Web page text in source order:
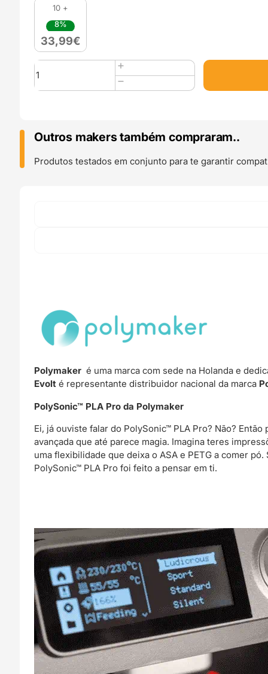
10 +
8%
33,99€
Quantidade
de
PolySonic
1kg
Blue
-
Outros makers também compraram..
Produtos testados em conjunto para te garantir
Polymaker é uma marca com sede na Holanda e
Evolt é representante distribuidor nacional da marca
PolySonic™ PLA Pro da Polymaker
Ei, já ouviste falar do PolySonic™ PLA Pro? Não?
avançada que até parece magia. Imagina teres
uma flexibilidade que deixa o ASA e PETG a comer
PolySonic™ PLA Pro foi feito a pensar em ti.